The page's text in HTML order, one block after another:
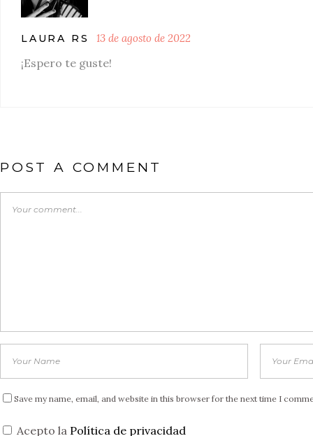
LAURA RS 13 de agosto de 2022
¡Espero te guste!
POST A COMMENT
Save my name, email, and website in this browser for the next time I
Acepto la Política de privacidad